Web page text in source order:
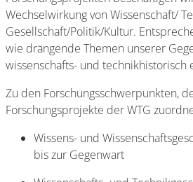
Wechselwirkung von Wissenschaft/
Gesellschaft/Politik/Kultur.
wie drängende Themen unserer
wissenschafts- und technikhistorisch
Zu den Forschungsschwerpunkten,
Forschungsprojekte der WTG
Wissens- und
bis zur Gegenwart